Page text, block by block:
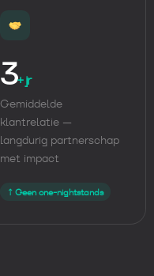
3+ jr
Gemiddelde
klantrelatie —
langdurig partnerschap
met impact
↑ Geen one-nightstands